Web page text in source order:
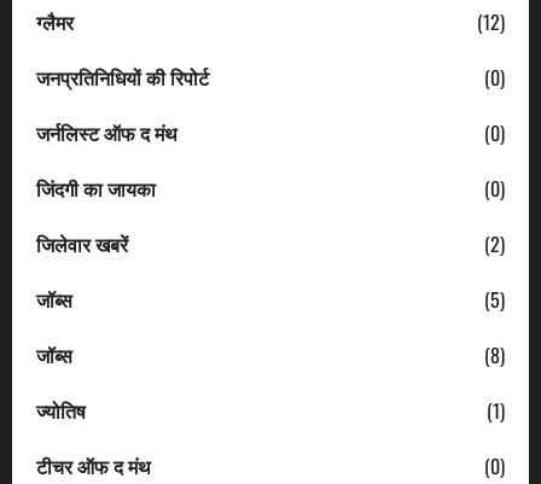
ग्लैमर
(12)
जनप्रतिनिधियों की रिपोर्ट
(0)
जर्नलिस्ट ऑफ द मंथ
(0)
जिंदगी का जायका
(0)
जिलेवार खबरें
(2)
जॉब्स
(5)
जॉब्स
(8)
ज्योतिष
(1)
टीचर ऑफ द मंथ
(0)